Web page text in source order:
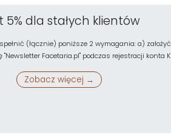
5% dla stałych klientów
(łącznie) poniższe 2 wymagania: a)
Facetaria.pl" podczas rejestracji konta
Zobacz więcej →